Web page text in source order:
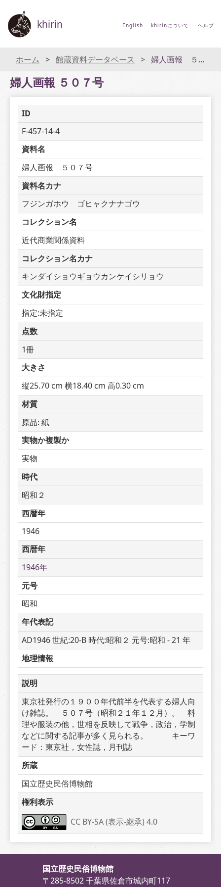
khirin English khirinについて ヘルプ
ホーム 館蔵資料データベース 婦人画報 ５０７号
婦人画報 ５０７号
ID
F-457-14-4
資料名
婦人画報　５０７号
資料名カナ
フジンガホウ　ゴヒャクナナゴウ
コレクション名
近代商業関係資料
コレクション名カナ
キンダイショウギョウカンケイシリョウ
文化財指定
指定:未指定
点数
1冊
大きさ
縦25.70 cm 横18.40 cm 高0.30 cm
材質
原品: 紙
実物か複製か
実物
時代
昭和２
西暦年
1946
西暦年
1946年
元号
昭和
年代表記
AD1946 世紀:20-B 時代:昭和２ 元号:昭和 - 21 年
地理情報
説明
東京社発行の１９００年代前半を代表する婦人向
け雑誌。　５０７号（昭和２１年１２月）。　料
理や服装の他，世相を反映して戦争，政治，学制
などに関する記事が多く見られる。　　　キーワ
ード：東京社，女性誌，月刊誌
所蔵
国立歴史民俗博物館
権利表示
CC BY-SA (表示-継承) 4.0
国立歴史民俗博物館
〒285-8502 千葉県佐倉市城内町117